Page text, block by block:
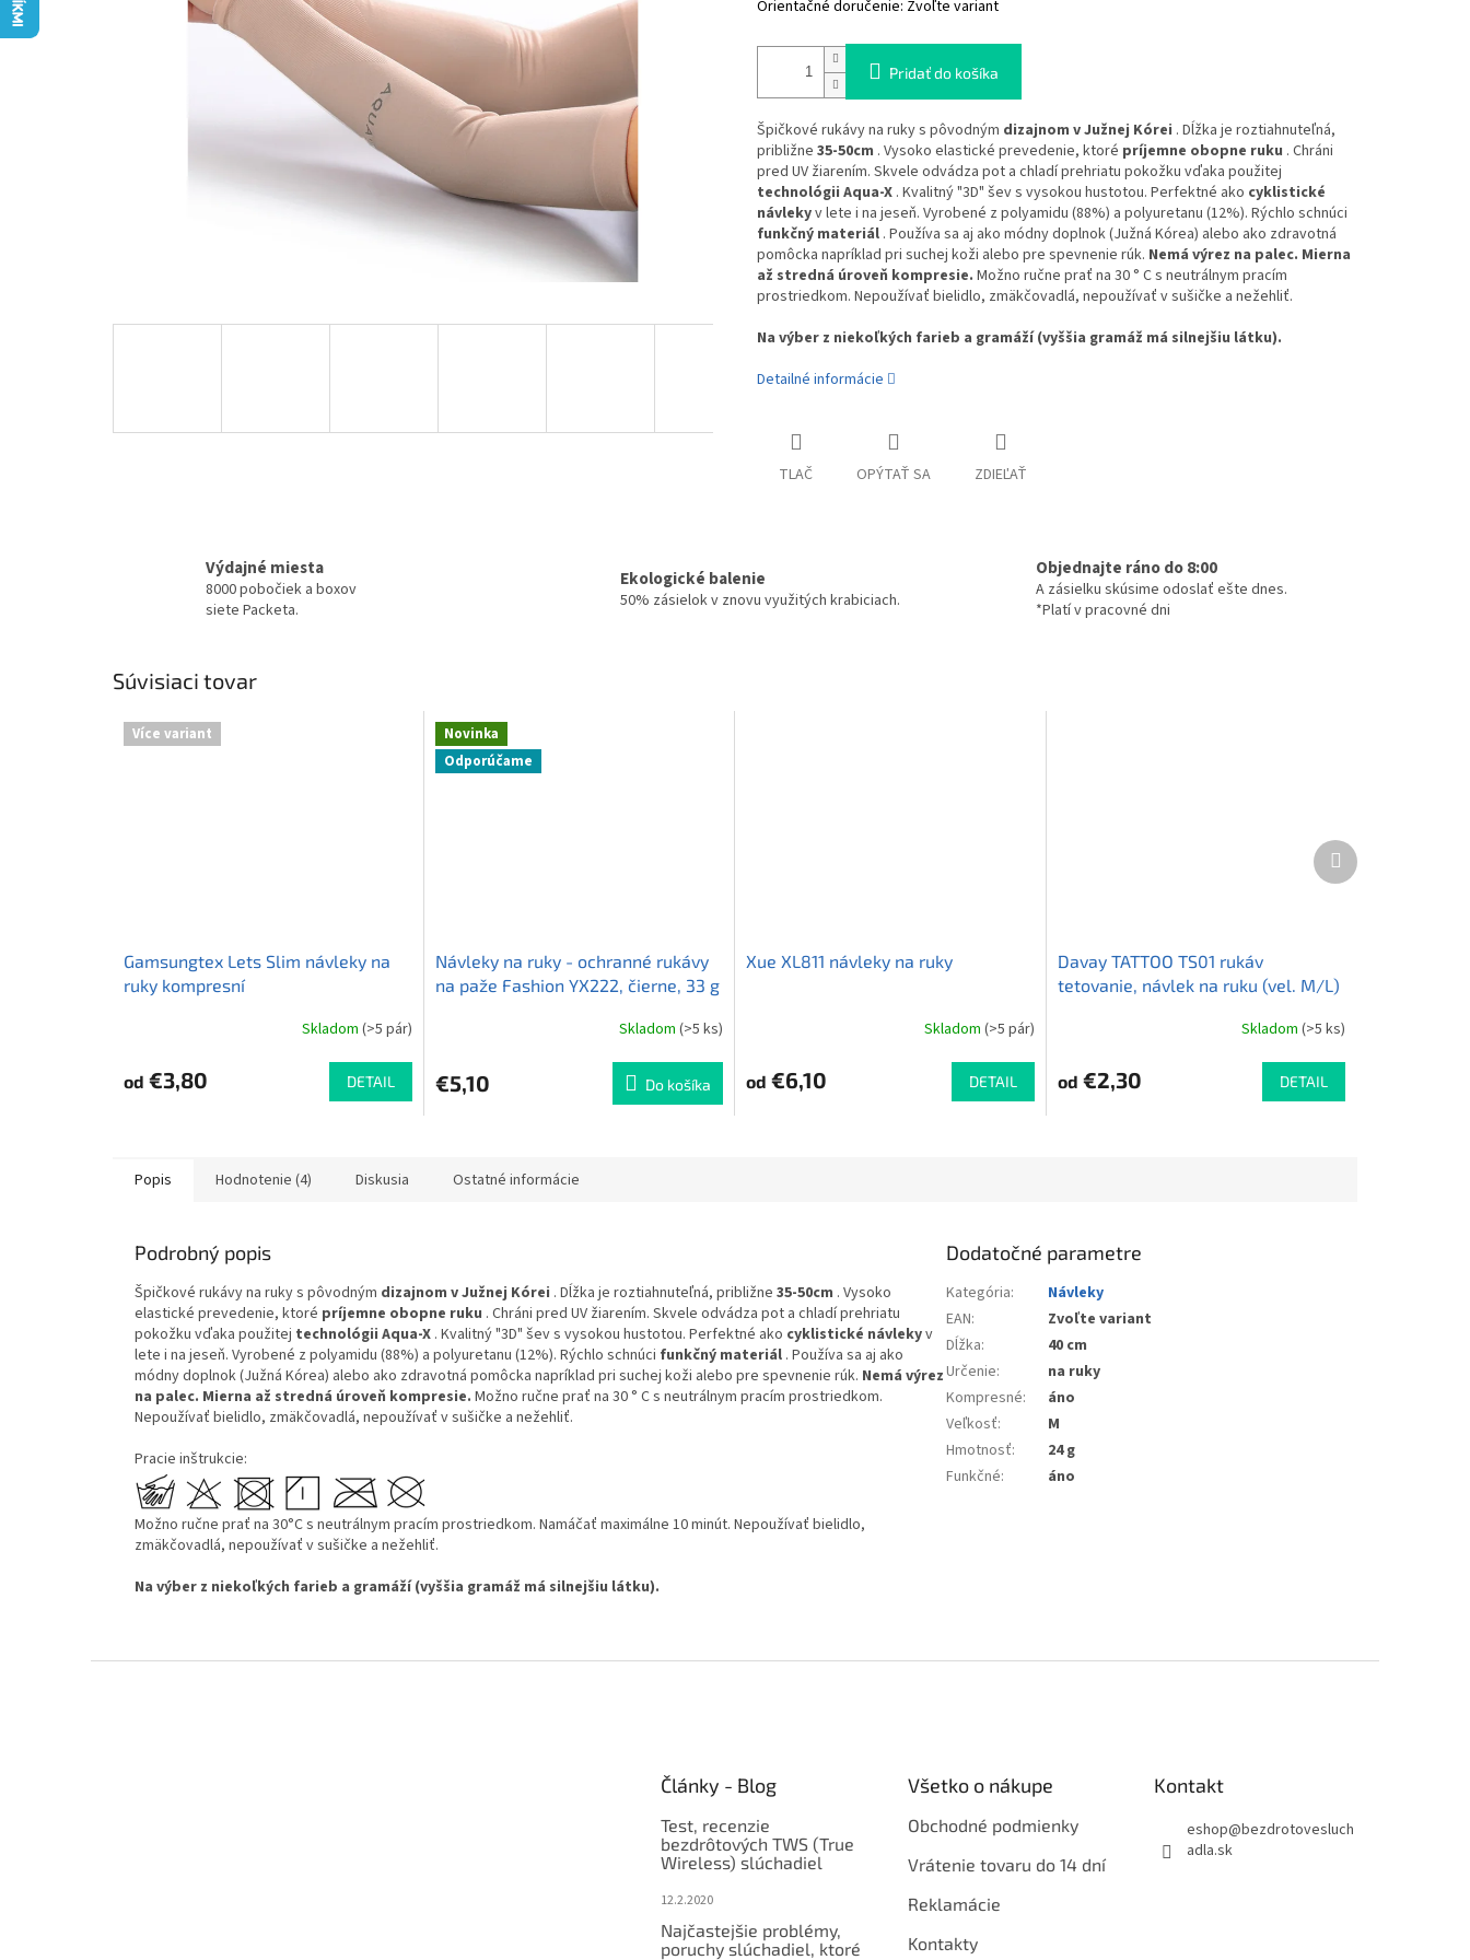
Orientačné doručenie: Zvoľte variant
Pridať do košíka
Špičkové rukávy na ruky s pôvodným dizajnom v Južnej Kórei . Dĺžka je roztiahnuteľná,
približne 35-50cm . Vysoko elastické prevedenie, ktoré príjemne obopne ruku . Chráni
pred UV žiarením. Skvele odvádza pot a chladí prehriatu pokožku vďaka použitej
technológii Aqua-X . Kvalitný "3D" šev s vysokou hustotou. Perfektné ako cyklistické
návlekyv lete i na jeseň. Vyrobené z polyamidu (88%) a polyuretanu (12%). Rýchlo schnúci
funkčný materiál . Používa sa aj ako módny doplnok (Južná Kórea) alebo ako zdravotná
pomôcka napríklad pri suchej koži alebo pre spevnenie rúk. Nemá výrez na palec. Mierna
až stredná úroveň kompresie. Možno ručne prať na 30 ° C s neutrálnym pracím
prostriedkom. Nepoužívať bielidlo, zmäkčovadlá, nepoužívať v sušičke a nežehliť.
Na výber z niekoľkých farieb a gramáží (vyššia gramáž má silnejšiu látku).
Detailné informácie
TLAČ OPÝTAŤ SA ZDIEĽAŤ
Výdajné miesta
8000 pobočiek a boxov
siete Packeta.
Ekologické balenie
50% zásielok v znovu využitých krabiciach.
Objednajte ráno do 8:00
A zásielku skúsime odoslať ešte dnes.
*Platí v pracovné dni
Súvisiaci tovar
Více variant
Gamsungtex Lets Slim návleky na
ruky kompresní
Skladom (>5 pár)
od €3,80 DETAIL
Novinka
Odporúčame
Návleky na ruky - ochranné rukávy
na paže Fashion YX222, čierne, 33 g
Skladom (>5 ks)
€5,10 Do košíka
Xue XL811 návleky na ruky
Skladom (>5 pár)
od €6,10 DETAIL
Davay TATTOO TS01 rukáv
tetovanie, návlek na ruku (vel. M/L)
produktu
je
Skladom(>5 ks)
od €2,30 DETAIL
Ďalší
produkt
Popis Hodnotenie (4) Diskusia Ostatné informácie
Podrobný popis
Špičkové rukávy na ruky s pôvodným dizajnom v Južnej Kórei . Dĺžka je roztiahnuteľná, približne 35-50cm . Vysoko
elastické prevedenie, ktoré príjemne obopne ruku . Chráni pred UV žiarením. Skvele odvádza pot a chladí prehriatu
pokožku vďaka použitej technológii Aqua-X . Kvalitný "3D" šev s vysokou hustotou. Perfektné ako cyklistické návlekyv
lete i na jeseň. Vyrobené z polyamidu (88%) a polyuretanu (12%). Rýchlo schnúci funkčný materiál . Používa sa aj ako
módny doplnok (Južná Kórea) alebo ako zdravotná pomôcka napríklad pri suchej koži alebo pre spevnenie rúk. Nemá výrez
na palec. Mierna až stredná úroveň kompresie. Možno ručne prať na 30 ° C s neutrálnym pracím prostriedkom.
Nepoužívať bielidlo, zmäkčovadlá, nepoužívať v sušičke a nežehliť.
Pracie inštrukcie:
Možno ručne prať na 30°C s neutrálnym pracím prostriedkom. Namáčať maximálne 10 minút. Nepoužívať bielidlo,
zmäkčovadlá, nepoužívať v sušičke a nežehliť.
Na výber z niekoľkých farieb a gramáží (vyššia gramáž má silnejšiu látku).
Dodatočné parametre
Kategória:
Návleky
EAN:
Zvoľte variant
Dĺžka:
40 cm
Určenie:
na ruky
Kompresné:
áno
Veľkosť:
M
Hmotnosť:
24 g
Funkčné: áno
Články - Blog
Test, recenzie
bezdrôtových TWS (True
Wireless) slúchadiel
12.2.2020
Najčastejšie problémy,
poruchy slúchadiel, ktoré
Všetko o nákupe
Obchodné podmienky
Vrátenie tovaru do 14 dní
Reklamácie
Kontakty
Kontakt
eshop@bezdrotovesluch
adla.sk